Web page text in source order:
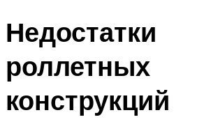
Недостатки
роллетных
конструкций